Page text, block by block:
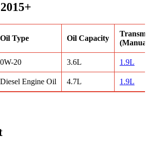
Oil Type Oil Capacity
0W-20 3.6L 1.9L
Diesel Engine Oil 4.7L 1.9L